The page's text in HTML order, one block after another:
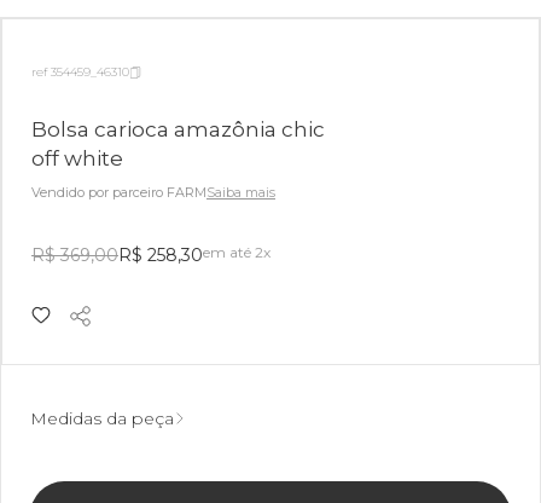
ref 354459_46310
Bolsa carioca amazônia chic
off white
Vendido por parceiro FARMSaiba mais
R$ 369,00R$ 258,30em até 2x
Medidas da peça